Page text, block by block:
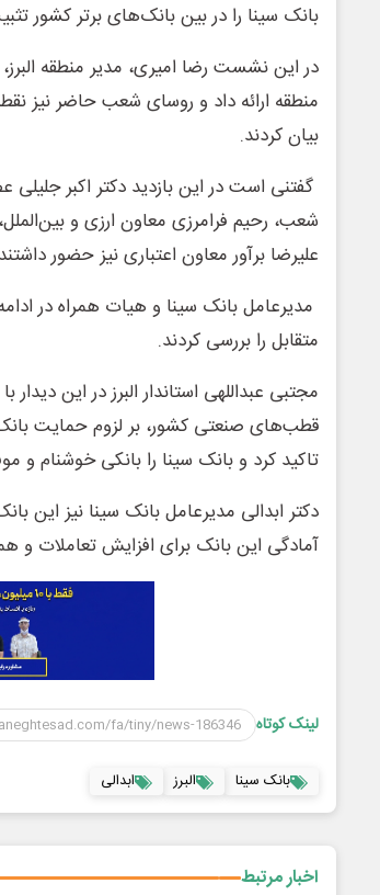
بانک سینا را در بین بانک‌های برتر کشور
در این نشست رضا امیری، مدیر منطقه
منطقه ارائه داد و روسای شعب حاضر نیز
بیان کردند.
گفتنی است در این بازدید دکتر اکبر جلیلی
شعب، رحیم فرامرزی معاون ارزی و
علیرضا برآور معاون اعتباری نیز حضور
مدیرعامل بانک سینا و هیات همراه در
متقابل را بررسی کردند.
مجتبی عبداللهی استاندار البرز در این
قطب‌های صنعتی کشور، بر لزوم حمایت
تاکید کرد و بانک سینا را بانکی خوشنام و
‌دکتر ابدالی مدیرعامل بانک سینا نیز این
آمادگی این بانک برای افزایش تعاملات و
لینک کوتاه
بانک سینا البرز ابدالی
اخبار مرتبط